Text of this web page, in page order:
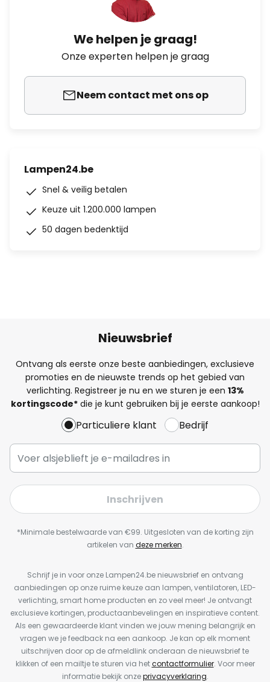
We helpen je graag!
Onze experten helpen je graag
Neem contact met ons op
Lampen24.be
Snel & veilig betalen
Keuze uit 1.200.000 lampen
50 dagen bedenktijd
Nieuwsbrief
Ontvang als eerste onze beste aanbiedingen, exclusieve
promoties en de nieuwste trends op het gebied van
verlichting. Registreer je nu en we sturen je een 13%
kortingscode*die je kunt gebruiken bij je eerste aankoop!
Particuliere klant Bedrijf
Inschrijven
*Minimale bestelwaarde van €99. Uitgesloten van de korting zijn
artikelen van deze merken.
Schrijf je in voor onze Lampen24.be nieuwsbrief en ontvang
aanbiedingen op onze ruime keuze aan lampen, ventilatoren, LED-
verlichting, smart home producten en zo veel meer! Je ontvangt
exclusieve kortingen, productaanbevelingen en inspiratieve content.
Als een gewaardeerde klant vinden we jouw mening belangrijk en
vragen we je feedback na een aankoop. Je kan op elk moment
uitschrijven door op de afmeldlink onderaan de nieuwsbrief te
klikken of een mailtje te sturen via hetcontactformulier. Voor meer
informatie bekijk onzeprivacyverklaring.